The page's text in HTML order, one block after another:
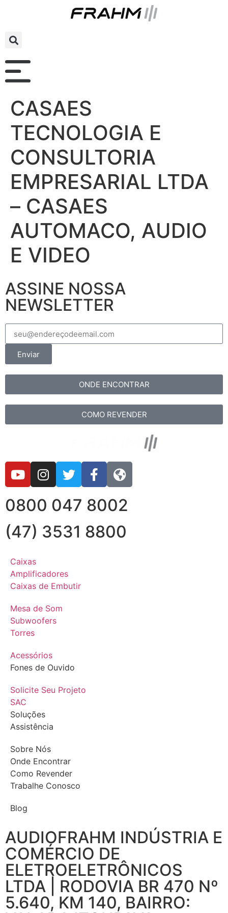
CASAES
TECNOLOGIA E
CONSULTORIA
EMPRESARIAL LTDA
– CASAES
AUTOMACO, AUDIO
E VIDEO
ASSINE NOSSA
NEWSLETTER
Enviar
ONDE ENCONTRAR
COMO REVENDER
0800 047 8002
(47) 3531 8800
Caixas
Amplificadores
Caixas de Embutir
Mesa de Som
Subwoofers
Torres
Acessórios
Fones de Ouvido
Solicite Seu Projeto
SAC
Soluções
Assistência
Sobre Nós
Onde Encontrar
Como Revender
Trabalhe Conosco
Blog
AUDIOFRAHM INDÚSTRIA E
COMÉRCIO DE
ELETROELETRÔNICOS
LTDA | RODOVIA BR 470 Nº
5.640, KM 140, BAIRRO: